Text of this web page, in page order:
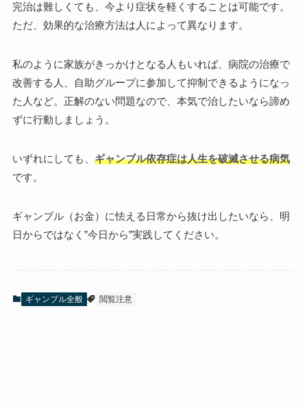
完治は難しくても、今より症状を軽くすることは可能です。
ただ、効果的な治療方法は人によって異なります。
私のように家族がきっかけとなる人もいれば、病院の治療で
改善する人、自助グループに参加して抑制できるようになっ
た人など。正解のない問題なので、本気で治したいなら諦め
ずに行動しましょう。
いずれにしても、 ギャンブル依存症は人生を破滅させる病気
です。
ギャンブル（お金）に怯える日常から抜け出したいなら、明
日からではなく”今日から”実践してください。
ギャンブル全般 閲覧注意